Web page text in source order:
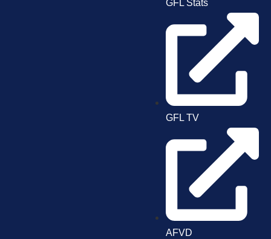
GFL Stats
GFL TV
AFVD